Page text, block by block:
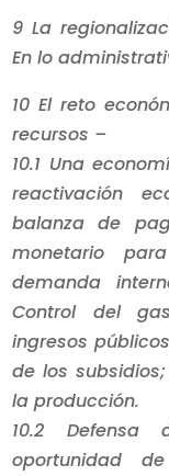
9 La
En lo
10 El reto
recursos –
10.1 Una
reactivación
balanza de
monetario
demanda
Control del
ingresos
de los
la producción.
10.2
oportunidad